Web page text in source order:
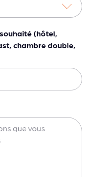
(hôtel,
chambre double,